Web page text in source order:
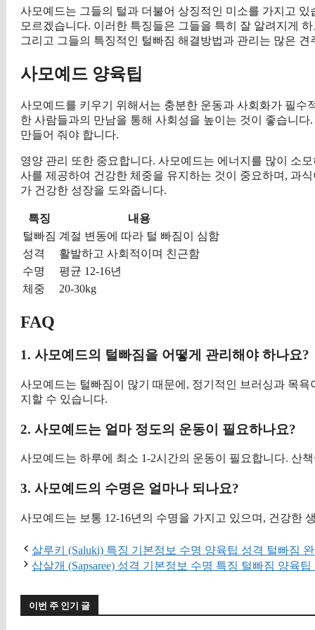
사모예드는 그들의 털과 더불어 상징적인 미소를 가지고
모르겠습니다. 이러한 특징들은 그들을 특히 잘 알려지게
그리고 그들의 특징적인 털빠짐 해결방법과 관리는 많은
사모예드 양육팁
사모예드를 키우기 위해서는 충분한 운동과 사회화가 필
한 사람들과의 만남을 통해 사회성을 높이는 것이 좋습니
만들어 줘야 합니다.
영양 관리 또한 중요합니다. 사모예드는 에너지를 많이 소
사를 제공하여 건강한 체중을 유지하는 것이 중요하며, 과
가 건강한 성장을 도와줍니다.
특징
내용
털빠짐 계절 변동에 따라 털 빠짐이 심함
성격
활발하고 사회적이며 친근함
수명
평균 12-16년
체중
20-30kg
FAQ
1. 사모예드의 털빠짐을 어떻게 관리해야 하나요?
사모예드는 털빠짐이 많기 때문에, 정기적인 브러싱과 목
지할 수 있습니다.
2. 사모예드는 얼마 정도의 운동이 필요하나요?
사모예드는 하루에 최소 1-2시간의 운동이 필요합니다. 산
3. 사모예드의 수명은 얼마나 되나요?
사모예드는 보통 12-16년의 수명을 가지고 있으며, 건강한
살루키 (Saluki) 특징 기본정보 수명 양육팁 성격 털빠짐
삽살개 (Sapsaree) 성격 기본정보 수명 특징 털빠짐 양육
이번 주 인기 글